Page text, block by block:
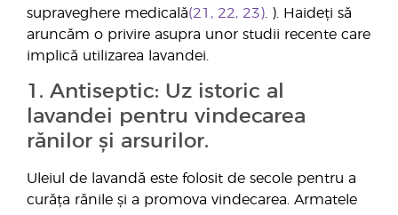
supraveghere medicală(21, 22, 23) . ). Haideți să
aruncăm o privire asupra unor studii recente care
implică utilizarea lavandei.
1. Antiseptic: Uz istoric al
lavandei pentru vindecarea
rănilor și arsurilor.
Uleiul de lavandă este folosit de secole pentru a
curăța rănile și a promova vindecarea. Armatele